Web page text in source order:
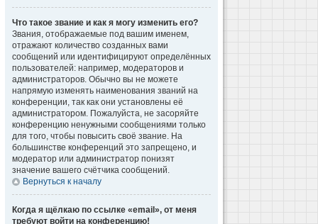
Что такое звание и как я могу изменить его?
Звания, отображаемые под вашим именем,
отражают количество созданных вами
сообщений или идентифицируют определённых
пользователей: например, модераторов и
администраторов. Обычно вы не можете
напрямую изменять наименования званий на
конференции, так как они установлены её
администратором. Пожалуйста, не засоряйте
конференцию ненужными сообщениями только
для того, чтобы повысить своё звание. На
большинстве конференций это запрещено, и
модератор или администратор понизят
значение вашего счётчика сообщений.
Вернуться к началу
Когда я щёлкаю по ссылке «email», от меня
требуют войти на конференцию!